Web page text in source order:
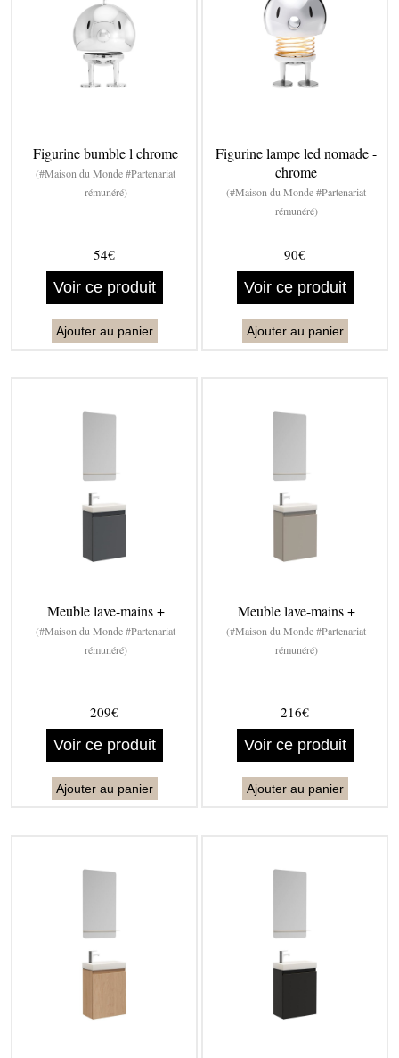
Figurine bumble l chrome
(#Maison du Monde #Partenariat
rémunéré)
54€
Voir ce produit
Ajouter au panier
Figurine lampe led nomade -
chrome
(#Maison du Monde #Partenariat
rémunéré)
90€
Voir ce produit
Ajouter au panier
Meuble lave-mains +
(#Maison du Monde #Partenariat
rémunéré)
209€
Voir ce produit
Ajouter au panier
Meuble lave-mains +
(#Maison du Monde #Partenariat
rémunéré)
216€
Voir ce produit
Ajouter au panier